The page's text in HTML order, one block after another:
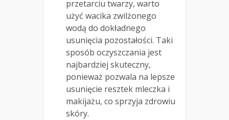
przetarciu twarzy, warto
użyć wacika zwilżonego
wodą do dokładnego
usunięcia pozostałości. Taki
sposób oczyszczania jest
najbardziej skuteczny,
ponieważ pozwala na lepsze
usunięcie resztek mleczka i
makijażu, co sprzyja zdrowiu
skóry.